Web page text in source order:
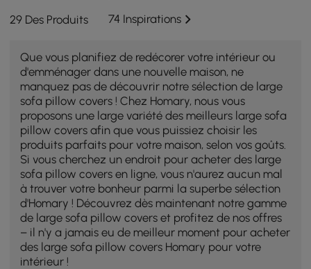
29 Des Produits 74 Inspirations
Que vous planifiez de redécorer votre intérieur ou
d'emménager dans une nouvelle maison, ne
manquez pas de découvrir notre sélection de large
sofa pillow covers ! Chez Homary, nous vous
proposons une large variété des meilleurs large sofa
pillow covers afin que vous puissiez choisir les
produits parfaits pour votre maison, selon vos goûts.
Si vous cherchez un endroit pour acheter des large
sofa pillow covers en ligne, vous n'aurez aucun mal
à trouver votre bonheur parmi la superbe sélection
d'Homary ! Découvrez dès maintenant notre gamme
de large sofa pillow covers et profitez de nos offres
– il n'y a jamais eu de meilleur moment pour acheter
des large sofa pillow covers Homary pour votre
intérieur !